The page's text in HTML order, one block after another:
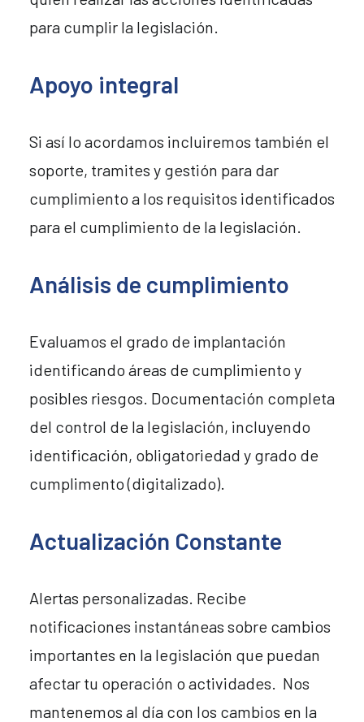
para cumplir la legislación.
Apoyo integral
Si así lo acordamos incluiremos también el
soporte, tramites y gestión para dar
cumplimiento a los requisitos identificados
para el cumplimiento de la legislación.
Análisis de cumplimiento
Evaluamos el grado de implantación
identificando áreas de cumplimiento y
posibles riesgos. Documentación completa
del control de la legislación, incluyendo
identificación, obligatoriedad y grado de
cumplimento (digitalizado).
Actualización Constante
Alertas personalizadas. Recibe
notificaciones instantáneas sobre cambios
importantes en la legislación que puedan
afectar tu operación o actividades. Nos
mantenemos al día con los cambios en la